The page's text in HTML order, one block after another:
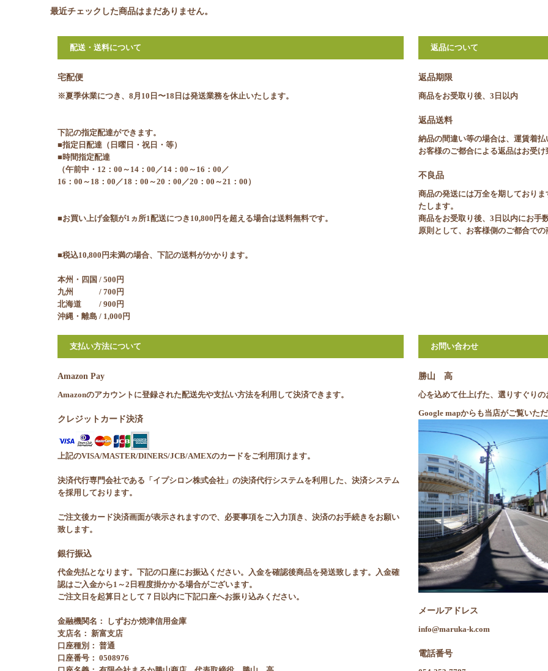
最近チェックした商品はまだありません。
配送・送料について
宅配便
※夏季休業につき、8月10日〜18日は発送業務を休止いたします。
下記の指定配達ができます。
■指定日配達（日曜日・祝日・等）
■時間指定配達
（午前中・12：00～14：00／14：00～16：00／
16：00～18：00／18：00～20：00／20：00～21：00）
■お買い上げ金額が1ヵ所1配送につき10,800円を超える場合は送料無料です。
■税込10,800円未満の場合、下記の送料がかかります。
本州・四国 / 500円
九州 / 700円
北海道 / 900円
沖縄・離島 / 1,000円
返品について
返品期限
商品をお受取り後、3日以内
返品送料
納品の間違い等の場合は、運賃着払
お客様のご都合による返品はお受け
不良品
商品の発送には万全を期しており
たします。
商品をお受取り後、3日以内にお手
原則として、お客様側のご都合で
支払い方法について
Amazon Pay
Amazonのアカウントに登録された配送先や支払い方法を利用して決済できます。
クレジットカード決済
上記のVISA/MASTER/DINERS/JCB/AMEXのカードをご利用頂けます。
決済代行専門会社である「イプシロン株式会社」の決済代行システムを利用した、決済システム
を採用しております。
ご注文後カード決済画面が表示されますので、必要事項をご入力頂き、決済のお手続きをお願い
致します。
銀行振込
代金先払となります。下記の口座にお振込ください。入金を確認後商品を発送致します。入金確
認はご入金から1～2日程度掛かかる場合がございます。
ご注文日を起算日として７日以内に下記口座へお振り込みください。
金融機関名： しずおか焼津信用金庫
支店名： 新富支店
口座種別： 普通
口座番号： 0508976
お問い合わせ
勝山 高
心を込めて仕上げた、選りすぐりの
Google mapからも当店がご覧いた
メールアドレス
info@maruka-k.com
電話番号